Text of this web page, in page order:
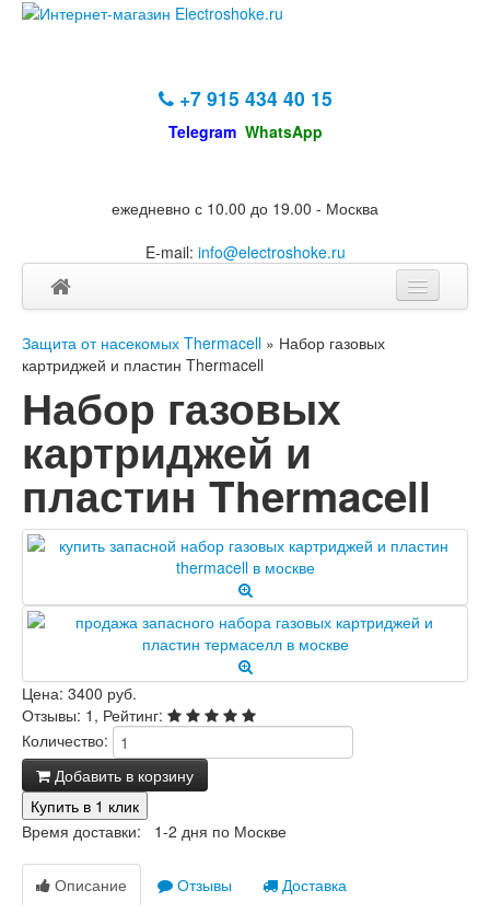
+7 915 434 40 15
Telegram WhatsApp
ежедневно с 10.00 до 19.00 - Москва
E-mail: info@electroshoke.ru
Защита от насекомых Thermacell » Набор газовых
картриджей и пластин Thermacell
Набор газовых
картриджей и
пластин Thermacell
Цена: 3400 руб.
Отзывы: 1, Рейтинг:
Количество:
Добавить в корзину
Купить в 1 клик
Время доставки: 1-2 дня по Москве
Описание Отзывы
Доставка